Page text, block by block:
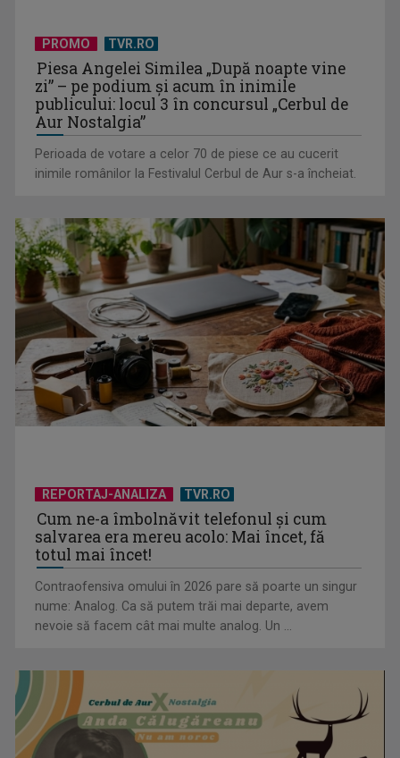
aventură, la TVR 2
Piesa „Un actor grăbit” a Laurei Stoica – prima în topul
preferinţelor ...
PROMO TVR.RO
Piesa Angelei Similea „După noapte vine
zi” – pe podium şi acum în inimile
publicului: locul 3 în concursul „Cerbul de
Aur Nostalgia”
Perioada de votare a celor 70 de piese ce au cucerit
inimile românilor la Festivalul Cerbul de Aur s-a încheiat.
REPORTAJ-ANALIZA TVR.RO
Cum ne-a îmbolnăvit telefonul și cum
salvarea era mereu acolo: Mai încet, fă
totul mai încet!
Contraofensiva omului în 2026 pare să poarte un singur
nume: Analog. Ca să putem trăi mai departe, avem
nevoie să facem cât mai multe analog. Un ...